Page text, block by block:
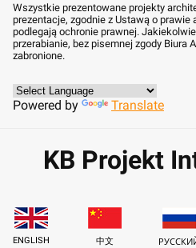
Wszystkie prezentowane projekty
prezentacje, zgodnie z Ustawą o
podlegają ochronie prawnej.
przerabianie, bez pisemnej zgody Biura
zabronione.
Powered by Translate
KB Projekt
ENGLISH 中文